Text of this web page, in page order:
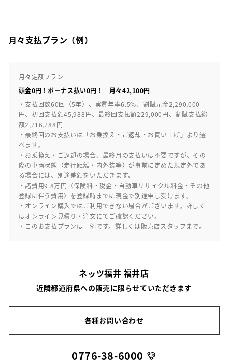
月々支払プラン（例）
月々定額プラン
頭金0円！ボーナス払い0円！ 月々42,100円
・支払回数60回（5年）、実質年率6.5%、割賦元金2,290,000
円、初回支払額45,988円、最終回支払額229,000円、割賦支払総
額2,716,788円
・最終回のお支払いは「お乗換え・ご返却・お買い上げ」より選
べます。
・お乗換え・ご返却の場合、最終月の支払いは不要ですが、その
際の車両状態（走行距離・内外装等）が事前に定めた規定外であ
る場合には、別途差額をいただきます。
・諸費用9.8万円（保険料・税金・自動車リサイクル料金・その他
登録に伴う費用）を登録時までに現金で別途申し受けます。
・オンライン購入ではご利用できない場合がございます。詳しく
はオンライン見積り・注文にてご確認ください。
・このお支払プランは一例です。詳しくは販売店スタッフまで。
ネッツ福井 福井店
近隣都道府県への販売に限らせていただきます
各種お問い合わせ
0776-38-6000